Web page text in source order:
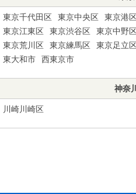
東京千代田区 東京中央区 東京港
東京江東区
東京渋谷区 東京中野
東京荒川区
東京練馬区 東京足立
東大和市
西東京市
神奈
川崎川崎区